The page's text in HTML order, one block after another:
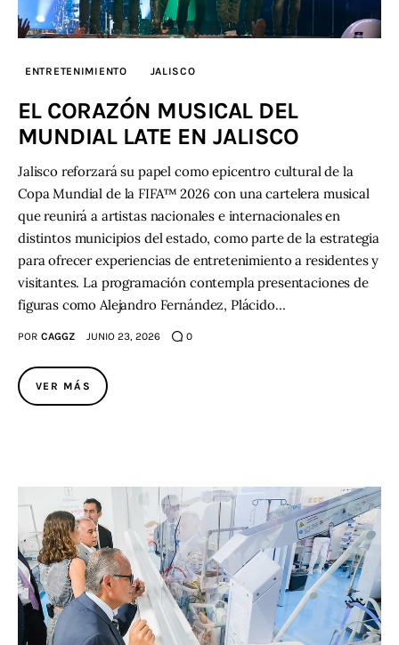
ENTRETENIMIENTO JALISCO
EL CORAZÓN MUSICAL DEL
MUNDIAL LATE EN JALISCO
Jalisco reforzará su papel como epicentro cultural de la
Copa Mundial de la FIFA™ 2026 con una cartelera musical
que reunirá a artistas nacionales e internacionales en
distintos municipios del estado, como parte de la estrategia
para ofrecer experiencias de entretenimiento a residentes y
visitantes. La programación contempla presentaciones de
figuras como Alejandro Fernández, Plácido…
POR CAGGZ JUNIO 23, 2026 0
VER MÁS